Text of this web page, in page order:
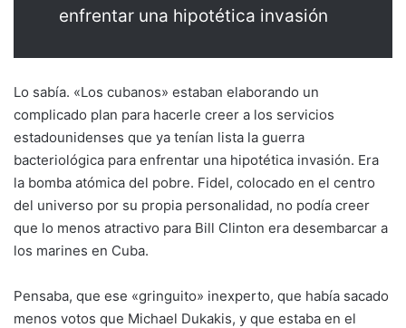
enfrentar una hipotética invasión
Lo sabía. «Los cubanos» estaban elaborando un
complicado plan para hacerle creer a los servicios
estadounidenses que ya tenían lista la guerra
bacteriológica para enfrentar una hipotética invasión. Era
la bomba atómica del pobre. Fidel, colocado en el centro
del universo por su propia personalidad, no podía creer
que lo menos atractivo para Bill Clinton era desembarcar a
los marines en Cuba.
Pensaba, que ese «gringuito» inexperto, que había sacado
menos votos que Michael Dukakis, y que estaba en el